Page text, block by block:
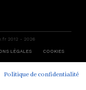
2012 - 2026
LÉGALES COOKIES
Politique de confidentialité